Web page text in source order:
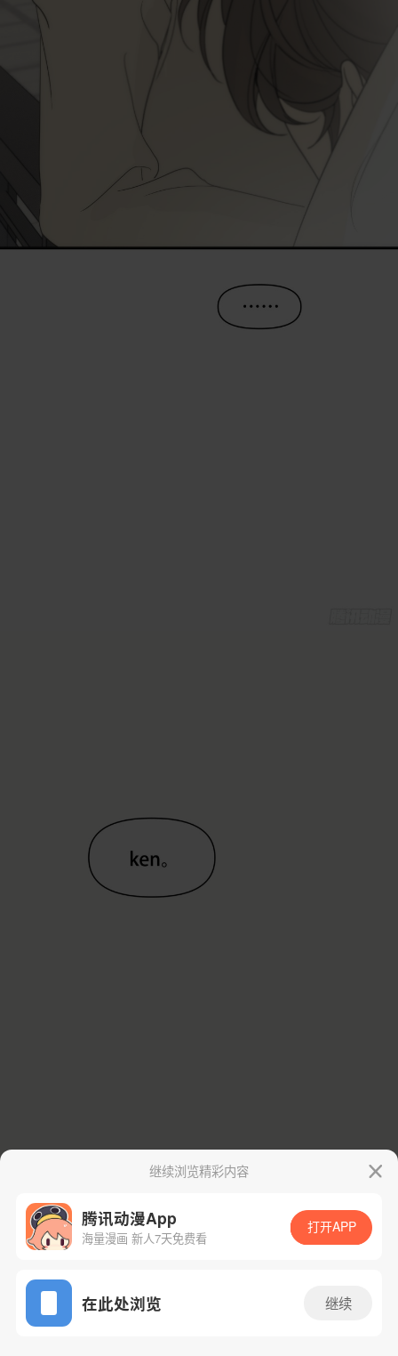
App免费看
继续浏览精彩内容
腾讯动漫App
海量漫画 新人7天免费看
打开APP
在此处浏览 继续